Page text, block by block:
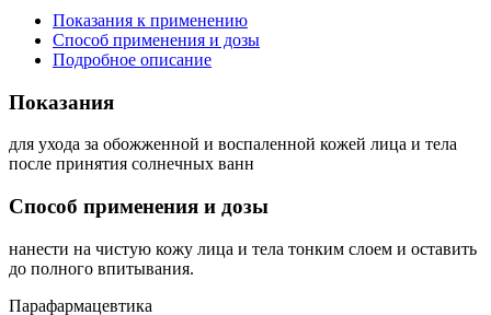
Показания к применению
Способ применения и дозы
Подробное описание
Показания
для ухода за обожженной и воспаленной кожей лица и тела
после принятия солнечных ванн
Способ применения и дозы
нанести на чистую кожу лица и тела тонким слоем и оставить
до полного впитывания.
Парафармацевтика